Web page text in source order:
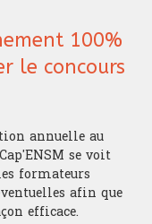
100%
le concours
annuelle au
se voit
formateurs
afin que
efficace.